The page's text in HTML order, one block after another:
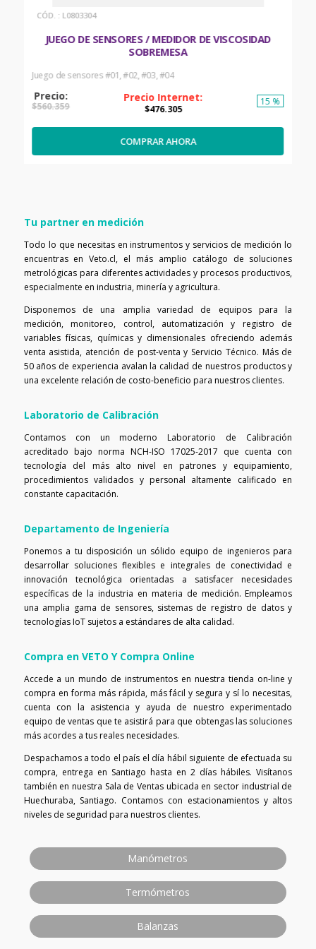
: L0803304
JUEGO DE SENSORES / MEDIDOR DE VISCOSIDAD
SOBREMESA
Juego de sensores #01, #02, #03, #04
$560.359 $476.305
15 %
COMPRAR AHORA
Tu partner en medición
Todo lo que necesitas en instrumentos y servicios de medición lo
encuentras en Veto.cl, el más amplio catálogo de soluciones
metrológicas para diferentes actividades y procesos productivos,
especialmente en industria, minería y agricultura.
Disponemos de una amplia variedad de equipos para la
medición, monitoreo, control, automatización y registro de
variables físicas, químicas y dimensionales ofreciendo además
venta asistida, atención de post-venta y Servicio Técnico. Más de
50 años de experiencia avalan la calidad de nuestros productos y
una excelente relación de costo-beneficio para nuestros clientes.
Laboratorio de Calibración
Contamos con un moderno Laboratorio de Calibración
acreditado bajo norma NCH-ISO 17025-2017 que cuenta con
tecnología del más alto nivel en patrones y equipamiento,
procedimientos validados y personal altamente calificado en
constante capacitación.
Departamento de Ingeniería
Ponemos a tu disposición un sólido equipo de ingenieros para
desarrollar soluciones flexibles e integrales de conectividad e
innovación tecnológica orientadas a satisfacer necesidades
específicas de la industria en materia de medición. Empleamos
una amplia gama de sensores, sistemas de registro de datos y
tecnologías IoT sujetos a estándares de alta calidad.
Compra en VETO Y Compra Online
Accede a un mundo de instrumentos en nuestra tienda on-line y
compra en forma más rápida, más fácil y segura y sí lo necesitas,
cuenta con la asistencia y ayuda de nuestro experimentado
equipo de ventas que te asistirá para que obtengas las soluciones
más acordes a tus reales necesidades.
Despachamos a todo el país el día hábil siguiente de efectuada su
compra, entrega en Santiago hasta en 2 días hábiles. Visítanos
también en nuestra Sala de Ventas ubicada en sector industrial de
Huechuraba, Santiago. Contamos con estacionamientos y altos
niveles de seguridad para nuestros clientes.
Manómetros
Termómetros
Balanzas